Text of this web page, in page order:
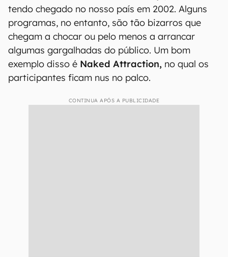
tendo chegado no nosso país em 2002. Alguns
programas, no entanto, são tão bizarros que
chegam a chocar ou pelo menos a arrancar
algumas gargalhadas do público. Um bom
exemplo disso é Naked Attraction, no qual os
participantes ficam nus no palco.
CONTINUA APÓS A PUBLICIDADE